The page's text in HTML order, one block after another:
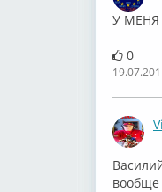
У МЕНЯ
0
вообще